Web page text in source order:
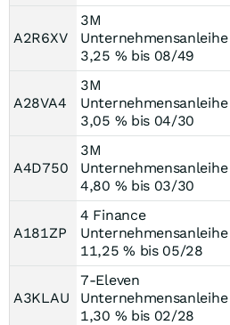
A2R6XV
3M
Unternehmensanleihe
3,25 % bis 08/49
A28VA4
3M
Unternehmensanleihe
3,05 % bis 04/30
A4D750
3M
Unternehmensanleihe
4,80 % bis 03/30
A181ZP
4 Finance
Unternehmensanleihe
11,25 % bis 05/28
A3KLAU
7-Eleven
Unternehmensanleihe
1,30 % bis 02/28